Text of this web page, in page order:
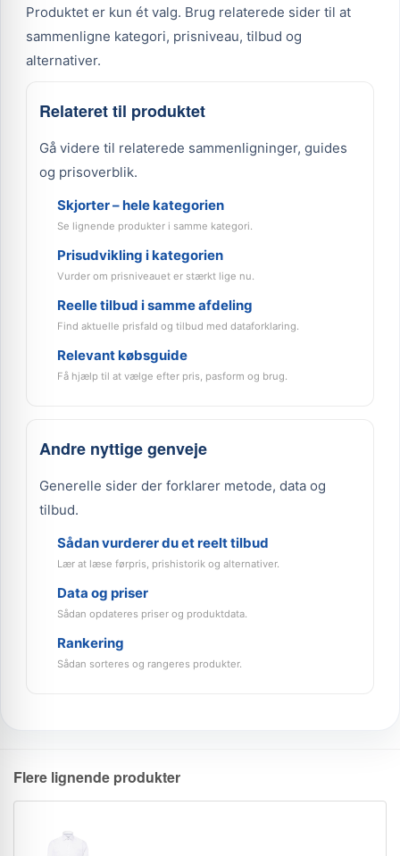
Produktet er kun ét valg. Brug relaterede sider til at
sammenligne kategori, prisniveau, tilbud og
alternativer.
Relateret til produktet
Gå videre til relaterede sammenligninger, guides
og prisoverblik.
Skjorter – hele kategorien
Se lignende produkter i samme kategori.
Prisudvikling i kategorien
Vurder om prisniveauet er stærkt lige nu.
Reelle tilbud i samme afdeling
Find aktuelle prisfald og tilbud med dataforklaring.
Relevant købsguide
Få hjælp til at vælge efter pris, pasform og brug.
Andre nyttige genveje
Generelle sider der forklarer metode, data og
tilbud.
Sådan vurderer du et reelt tilbud
Lær at læse førpris, prishistorik og alternativer.
Data og priser
Sådan opdateres priser og produktdata.
Rankering
Sådan sorteres og rangeres produkter.
Flere lignende produkter